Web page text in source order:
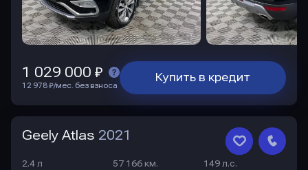
Купить в кредит
1 029 000 ₽
12 978 ₽/мес. без взноса
Geely Atlas 2021
2.4 л 57 166 км.
149 л.с.